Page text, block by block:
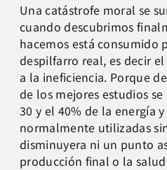
Una catástrofe moral se
cuando descubrimos
hacemos está consumido
despilfarro real, es decir
a la ineficiencia. Porque
de los mejores estudios
30 y el 40% de la energía
normalmente utilizadas
disminuyera ni un punto
producción final o la